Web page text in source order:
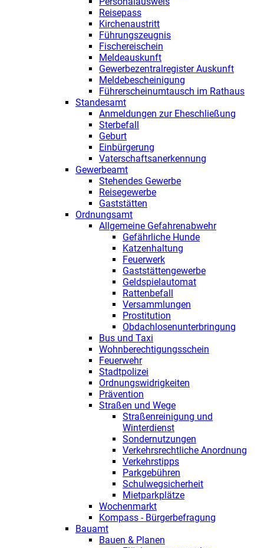
Reisepass
Kirchenaustritt
Führungszeugnis
Fischereischein
Meldeauskunft
Gewerbezentralregister Auskunft
Meldebescheinigung
Führerscheinumtausch im Rathaus
Standesamt
Anmeldungen zur Eheschließung
Sterbefall
Geburt
Einbürgerung
Vaterschaftsanerkennung
Gewerbeamt
Stehendes Gewerbe
Reisegewerbe
Gaststätten
Ordnungsamt
Allgemeine Gefahrenabwehr
Gefährliche Hunde
Katzenhaltung
Feuerwerk
Gaststättengewerbe
Geldspielautomat
Rattenbefall
Versammlungen
Prostitution
Obdachlosenunterbringung
Bus und Taxi
Wohnberechtigungsschein
Feuerwehr
Stadtpolizei
Ordnungswidrigkeiten
Prävention
Straßen und Wege
Straßenreinigung und
Winterdienst
Sondernutzungen
Verkehrsrechtliche Anordnung
Verkehrstipps
Parkgebühren
Schulwegsicherheit
Mietparkplätze
Wochenmarkt
Kompass - Bürgerbefragung
Bauamt
Bauen & Planen